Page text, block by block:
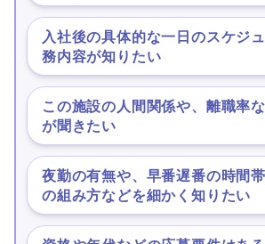
入社後の具体的な一日のスケジ
務内容が知りたい
この施設の人間関係や、離職率
が聞きたい
夜勤の有無や、早番遅番の時間
の組み方などを細かく知りたい